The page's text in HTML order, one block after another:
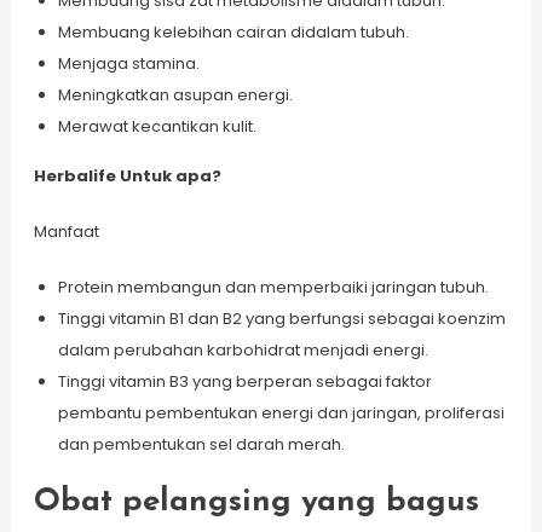
Membuang kelebihan cairan didalam tubuh.
Menjaga stamina.
Meningkatkan asupan energi.
Merawat kecantikan kulit.
Herbalife Untuk apa?
Manfaat
Protein membangun dan memperbaiki jaringan tubuh.
Tinggi vitamin B1 dan B2 yang berfungsi sebagai koenzim
dalam perubahan karbohidrat menjadi energi.
Tinggi vitamin B3 yang berperan sebagai faktor
pembantu pembentukan energi dan jaringan, proliferasi
dan pembentukan sel darah merah.
Obat pelangsing yang bagus